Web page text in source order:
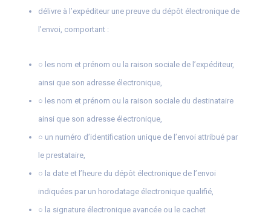
délivre à l’expéditeur une preuve du dépôt électronique de
l’envoi, comportant :
○ les nom et prénom ou la raison sociale de l’expéditeur,
ainsi que son adresse électronique,
○ les nom et prénom ou la raison sociale du destinataire
ainsi que son adresse électronique,
○ un numéro d’identification unique de l’envoi attribué par
le prestataire,
○ la date et l’heure du dépôt électronique de l’envoi
indiquées par un horodatage électronique qualifié,
○ la signature électronique avancée ou le cachet